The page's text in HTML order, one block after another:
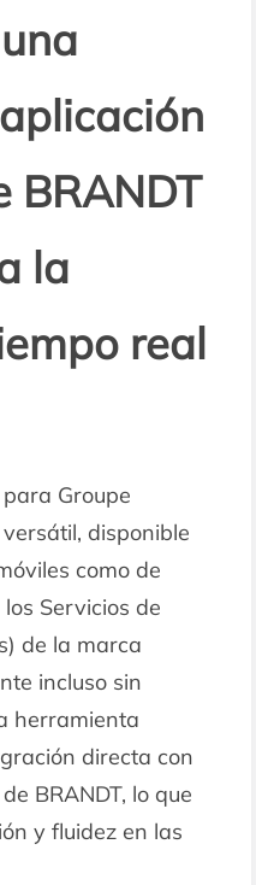
BRANDT
la
real
Groupe
disponible
como de
Servicios de
de la marca
incluso sin
herramienta
directa con
BRANDT, lo que
y fluidez en las